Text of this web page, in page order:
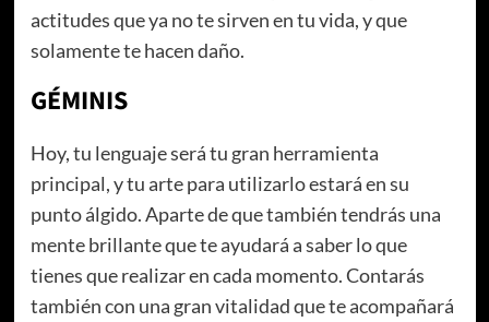
actitudes que ya no te sirven en tu vida, y que
solamente te hacen daño.
GÉMINIS
Hoy, tu lenguaje será tu gran herramienta
principal, y tu arte para utilizarlo estará en su
punto álgido. Aparte de que también tendrás una
mente brillante que te ayudará a saber lo que
tienes que realizar en cada momento. Contarás
también con una gran vitalidad que te acompañará